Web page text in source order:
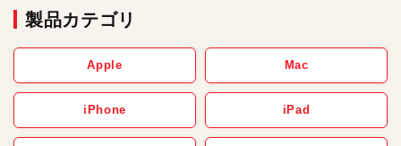
製品カテゴリ
Apple Mac
iPhone iPad